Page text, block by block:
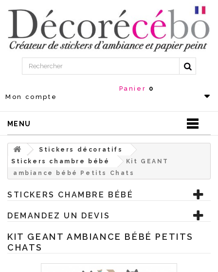
Mon compte
Panier 0
MENU
Stickers décoratifs
Stickers chambre bébé
Kit GEANT
ambiance bébé Petits Chats
STICKERS CHAMBRE BÉBÉ
DEMANDEZ UN DEVIS
KIT GEANT AMBIANCE BÉBÉ PETITS
CHATS